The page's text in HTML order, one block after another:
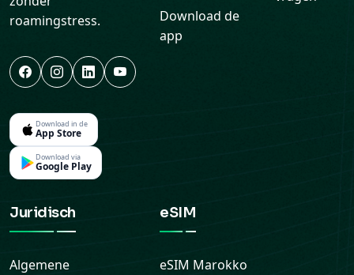
roamingstress.
Download in de
App Store
Download via
Google Play
Download de
app
Juridisch
Algemene
eSIM
eSIM Marokko